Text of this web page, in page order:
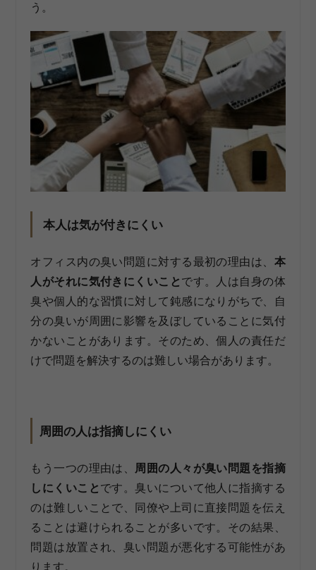
う。
本人は気が付きにくい
オフィス内の臭い問題に対する最初の理由は、 本
人がそれに気付きにくいことです。人は自身の体
臭や個人的な習慣に対して鈍感になりがちで、自
分の臭いが周囲に影響を及ぼしていることに気付
かないことがあります。そのため、個人の責任だ
けで問題を解決するのは難しい場合があります。
周囲の人は指摘しにくい
もう一つの理由は、 周囲の人々が臭い問題を指摘
しにくいことです。臭いについて他人に指摘する
のは難しいことで、同僚や上司に直接問題を伝え
ることは避けられることが多いです。その結果、
問題は放置され、臭い問題が悪化する可能性があ
ります。